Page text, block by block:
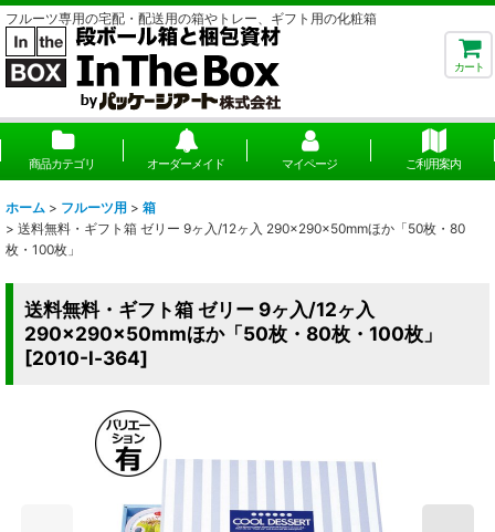
フルーツ専用の宅配・配送用の箱やトレー、ギフト用の化粧箱
カート
商品カテゴリ オーダーメイド マイページ ご利用案内
ホーム > フルーツ用 > 箱
> 送料無料・ギフト箱 ゼリー 9ヶ入/12ヶ入 290×290×50mmほか「50枚・80
枚・100枚」
送料無料・ギフト箱 ゼリー 9ヶ入/12ヶ入
290×290×50mmほか「50枚・80枚・100枚」
[2010-l-364]